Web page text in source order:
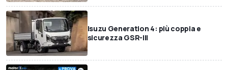
Isuzu Generation 4: più coppia e
sicurezza GSR-III